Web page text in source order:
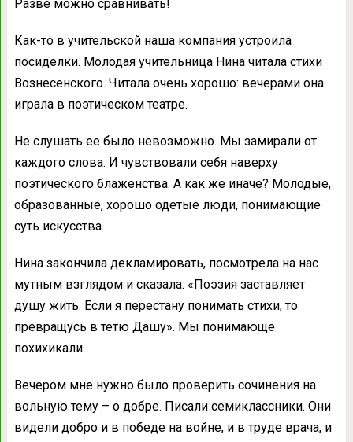
Разве можно сравнивать!
Как-то в учительской наша компания устроила
посиделки. Молодая учительница Нина читала стихи
Вознесенского. Читала очень хорошо: вечерами она
играла в поэтическом театре.
Не слушать ее было невозможно. Мы замирали от
каждого слова. И чувствовали себя наверху
поэтического блаженства. А как же иначе? Молодые,
образованные, хорошо одетые люди, понимающие
суть искусства.
Нина закончила декламировать, посмотрела на нас
мутным взглядом и сказала: «Поэзия заставляет
душу жить. Если я перестану понимать стихи, то
превращусь в тетю Дашу». Мы понимающе
похихикали.
Вечером мне нужно было проверить сочинения на
вольную тему – о добре. Писали семиклассники. Они
видели добро и в победе на войне, и в труде врача, и